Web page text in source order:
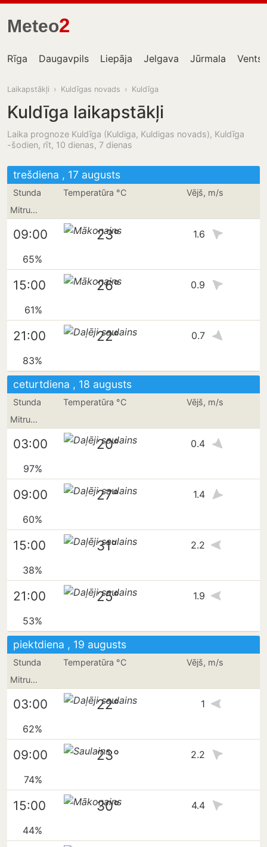
Meteo2
Rīga Daugavpils Liepāja Jelgava Jūrmala
Laikapstākļi › Kuldīgas novads › Kuldīga
Kuldīga laikapstākļi
Laika prognoze Kuldīga (Kuldiga, Kuldigas novads), Kuldīga
-šodien, rīt, 10 dienas, 7 dienas
trešdiena , 17 augusts
Stunda Temperatūra °C
Vējš, m/s
Mitrums
09:00 23° 1.6
65%
15:00 26° 0.9
61%
21:00 22° 0.7
83%
ceturtdiena , 18 augusts
Stunda Temperatūra °C
Vējš, m/s
Mitrums
03:00 20° 0.4
97%
09:00 27° 1.4
60%
15:00 31° 2.2
38%
21:00 25° 1.9
53%
piektdiena , 19 augusts
Stunda Temperatūra °C
Vējš, m/s
Mitrums
03:00 22° 1
62%
09:00 23° 2.2
74%
15:00 30° 4.4
44%